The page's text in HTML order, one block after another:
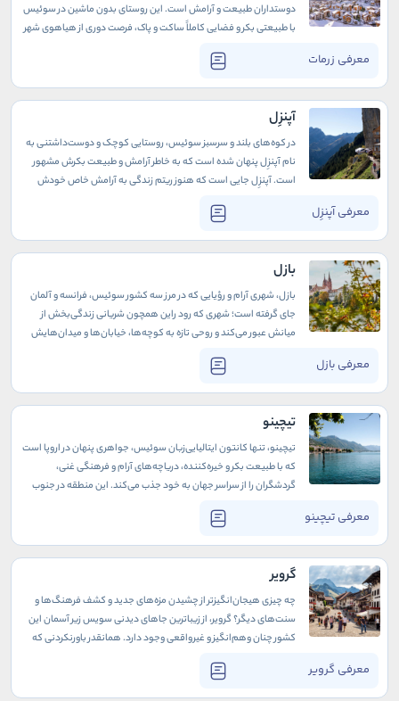
معرفی زرمات
دوستداران طبیعت و آرامش است. این روستای بدون ماشین در سوئیس
با طبیعتی بکر و فضایی کاملاً ساکت و پاک، فرصت دوری از هیاهوی شهر
نقلیه برقی، کالسکه‌ها، و دوچرخه‌ها تنها راه جابه‌جایی در این روستا
هستند و همین ویژگی، محیطی خالص و عاری از آلودگی برای ساکنان و
گردشگران تور سوییس فراهم کرده است.
آپنزِل
معرفی آپنزِل
در کوه‌های بلند و سرسبز سوئیس، روستایی کوچک و دوست‌داشتنی به
نام آپنزِل پنهان شده است که به خاطر آرامش و طبیعت بکرش مشهور
است. آپنزِل جایی است که هنوز ریتم زندگی به آرامش خاص خودش
شیوه‌ای ساده و اصیل زندگی می‌کنند. این روستا، با معماری چوبی و
خیابان‌های سنگفرش‌شده‌اش، همچنان ارزش‌های قدیمی را گرامی
داشته و فرهنگ و سنت‌های سوئیسی را به زیبایی حفظ کرده است. اینجا
هنوز هم مقصدی برای تور سوییس است.
بازل
معرفی بازل
بازل، شهری آرام و رؤیایی که در مرز سه کشور سوئیس، فرانسه و آلمان
جای گرفته است؛ شهری که رود راین همچون شریانی زندگی‌بخش از
میانش عبور می‌کند و روحی تازه به کوچه‌ها، خیابان‌ها و میدان‌هایش
در جایی خاص و مملو از رمز و راز قدم گذاشته‌اید. سومین شهر بزرگ
سوئیس مقصدی هنر و فرهنگی است که در هر گوشه‌اش جواهری
تاریخی یا هنری را خواهید یافت.
تیچینو
معرفی تیچینو
تیچینو، تنها کانتون ایتالیایی‌زبان سوئیس، جواهری پنهان در اروپا است
که با طبیعت بکر و خیره‌کننده، دریاچه‌های آرام و فرهنگی غنی،
گردشگران را از سراسر جهان به خود جذب می‌کند. این منطقه در جنوب
آب‌های زلال دریاچه‌ها، مناظری شگفت‌انگیز خلق کرده‌اند. تیچینو، با
روحی که از ایتالیا وام گرفته و با طبیعت سوئیس درآمیخته، مقصدی
بی‌همتا برای عاشقان سفر و ماجراجویی است.
گرویر
معرفی گرویر
چه چیزی هیجان‌انگیزتر از چشیدن مزه‌های جدید و کشف فرهنگ‌ها و
سنت‌های دیگر؟ گرویر، از زیباترین جاهای دیدنی سویس زیر آسمان این
کشور چنان وهم‌انگیز و غیرواقعی وجود دارد. همانقدر باورنکردنی که
می‌گویید: «این که واقعی نیست!» یا «شبیه نقاشی‌هاست!».